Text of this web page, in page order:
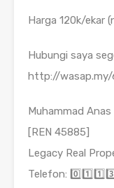
Harga 120k/ekar
Hubungi saya
http://wasap.my/
Muhammad
[REN 45885]
Legacy Real
Telefon: